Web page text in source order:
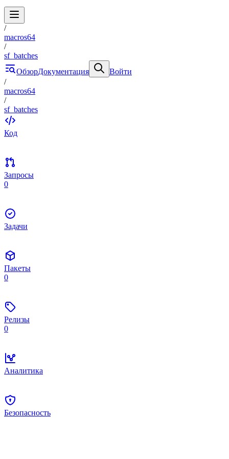
/
macros64
/
sf_batches
ОбзорДокументация
Войти
/
macros64
/
sf_batches
Код
Запросы
0
Задачи
Пакеты
0
Релизы
0
Аналитика
Безопасность